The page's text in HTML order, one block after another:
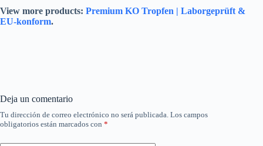
View more products: Premium KO Tropfen | Laborgeprüft &
EU-konform.
Deja un comentario
Tu dirección de correo electrónico no será publicada. Los campos
obligatorios están marcados con *